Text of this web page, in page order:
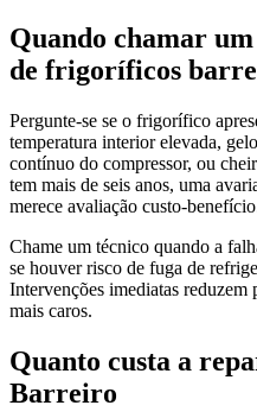
Quando chamar
de frigoríficos
Pergunte-se se o frigorífico
temperatura interior elevada,
contínuo do compressor, ou
tem mais de seis anos, uma
merece avaliação custo-
Chame um técnico quando a
se houver risco de fuga de
Intervenções imediatas reduzem
mais caros.
Quanto custa a
Barreiro